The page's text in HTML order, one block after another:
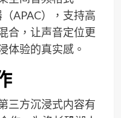
（APAC），支持高
合，让声音定位更
体验的真实感。
三方沉浸式内容有